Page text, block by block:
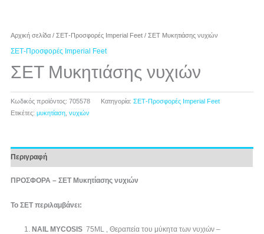
Αρχική σελίδα /ΣΕΤ-Προσφορές Imperial Feet / ΣΕΤ Μυκητιάσης νυχιών
ΣΕΤ-Προσφορές Imperial Feet
ΣΕΤ Μυκητιάσης νυχιών
Κωδικός προϊόντος:705578 Κατηγορία:ΣΕΤ-Προσφορές Imperial Feet
Ετικέτες:μυκητίαση ,νυχιών
Περιγραφή
ΠΡΟΣΦΟΡΑ – ΣΕΤ Μυκητίασης νυχιών
Το ΣΕΤ περιλαμβάνει:
NAIL MYCOSIS 75ML , Θεραπεία του μύκητα των νυχιών –